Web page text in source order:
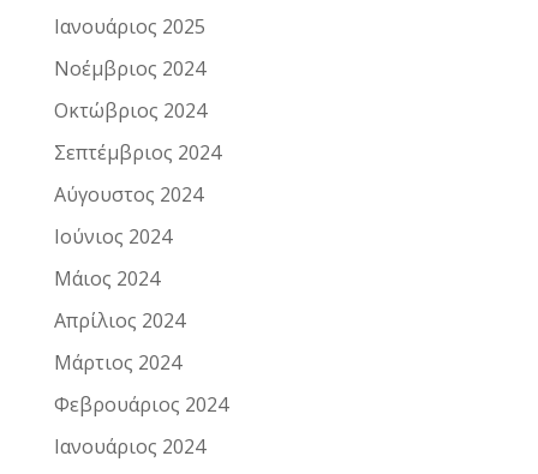
Ιανουάριος 2025
Νοέμβριος 2024
Οκτώβριος 2024
Σεπτέμβριος 2024
Αύγουστος 2024
Ιούνιος 2024
Μάιος 2024
Απρίλιος 2024
Μάρτιος 2024
Φεβρουάριος 2024
Ιανουάριος 2024